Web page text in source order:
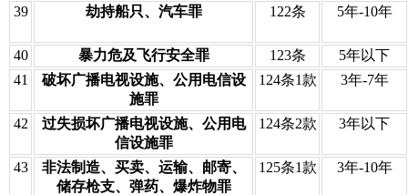
39
劫持船只、汽车罪 122条 5年-10年
40 暴力危及飞行安全罪 123条
5年以下
41
破坏广播电视设施、公用电信设
施罪
124条1款 3年-7年
42
过失损坏广播电视设施、公用电
信设施罪
124条2款 3年以下
43
非法制造、买卖、运输、邮寄、
储存枪支、弹药、爆炸物罪
125条1款 3年-10年